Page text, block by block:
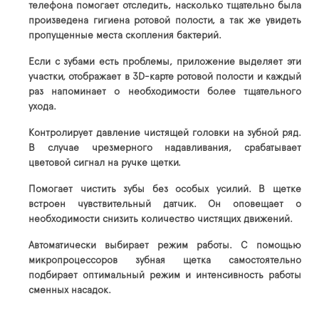
телефона помогает отследить, насколько тщательно была
произведена гигиена ротовой полости, а так же увидеть
пропущенные места скопления бактерий.
Если с зубами есть проблемы, приложение выделяет эти
участки, отображает в 3D-карте ротовой полости и каждый
раз напоминает о необходимости более тщательного
ухода.
Контролирует давление чистящей головки на зубной ряд.
В случае чрезмерного надавливания, срабатывает
цветовой сигнал на ручке щетки.
Помогает чистить зубы без особых усилий. В щетке
встроен чувствительный датчик. Он оповещает о
необходимости снизить количество чистящих движений.
Автоматически выбирает режим работы. С помощью
микропроцессоров зубная щетка самостоятельно
подбирает оптимальный режим и интенсивность работы
сменных насадок.